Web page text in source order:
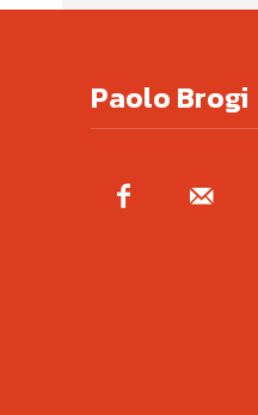
Paolo Brogi